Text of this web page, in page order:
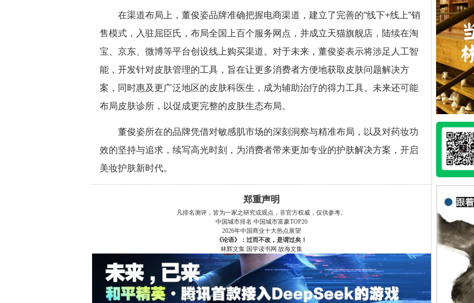
在渠道布局上，董俊姿品牌准确把握电商渠道，建立了完善的“线下+线上”销
售模式，入驻屈臣氏，布局全国上百个服务网点，并成立天猫旗舰店，陆续在淘
宝、京东、微博等平台创设线上购买渠道。对于未来，董俊姿表示将涉足人工智
能，开发针对皮肤管理的工具，旨在让更多消费者方便地获取皮肤问题解决方
案，同时惠及更广泛地区的皮肤科医生，成为辅助治疗的得力工具。未来还可能
布局皮肤诊所，以促成更完整的皮肤生态布局。
董俊姿所在的品牌凭借对敏感肌市场的深刻洞察与精准布局，以及对药妆功
效的坚持与追求，续写高光时刻，为消费者带来更加专业的护肤解决方案，开启
美妆护肤新时代。
郑重声明
凡排名测评，皆为一家之研究或观点，非官方权威，仅供参考。
中国城市排名 中国城市富豪TOP20
2026年中国商业十大热点展望
《论语》：过而不改，是谓过矣！
林辉文集 国学读书网 故海文集